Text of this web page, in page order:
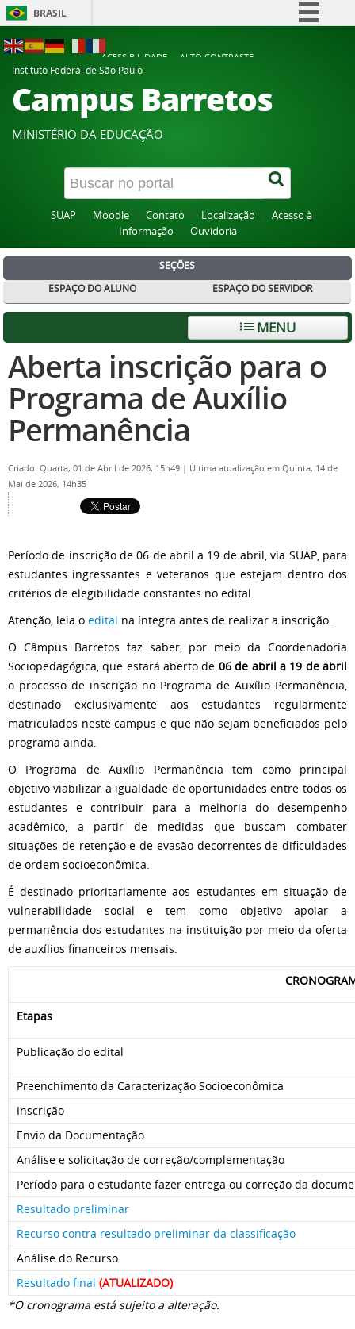
BRASIL
Participe
Acesso à informação
Canais
ACESSIBILIDADE
ALTO CONTRASTE
Instituto Federal de São Paulo
Campus Barretos
MINISTÉRIO DA EDUCAÇÃO
SUAP Moodle Contato Localização
Acesso à
Informação
Ouvidoria
SEÇÕES
ESPAÇO DO ALUNO
ESPAÇO DO SERVIDOR
MENU
Aberta inscrição para o
Programa de Auxílio
Permanência
Criado: Quarta, 01 de Abril de 2026, 15h49 | Última atualização em Quinta, 14 de
Mai de 2026, 14h35
Período de inscrição de 06 de abril a 19 de abril, via SUAP, para
estudantes ingressantes e veteranos que estejam dentro dos
critérios de elegibilidade constantes no edital.
Atenção, leia o edital na íntegra antes de realizar a inscrição.
O Câmpus Barretos faz saber, por meio da Coordenadoria
Sociopedagógica, que estará aberto de 06 de abril a 19 de abril
o processo de inscrição no Programa de Auxílio Permanência,
destinado exclusivamente aos estudantes regularmente
matriculados neste campus e que não sejam beneficiados pelo
programa ainda.
O Programa de Auxílio Permanência tem como principal
objetivo viabilizar a igualdade de oportunidades entre todos os
estudantes e contribuir para a melhoria do desempenho
acadêmico, a partir de medidas que buscam combater
situações de retenção e de evasão decorrentes de dificuldades
de ordem socioeconômica.
É destinado prioritariamente aos estudantes em situação de
vulnerabilidade social e tem como objetivo apoiar a
permanência dos estudantes na instituição por meio da oferta
de auxílios financeiros mensais.
Etapas
Publicação do edital
Preenchimento da Caracterização Socioeconômica
Inscrição
Envio da Documentação
Análise e solicitação de correção/complementação
Período para o estudante fazer entrega ou correção da
Resultado preliminar
Recurso contra resultado preliminar da classificação
Análise do Recurso
Resultado final (ATUALIZADO)
*O cronograma está sujeito a alteração.